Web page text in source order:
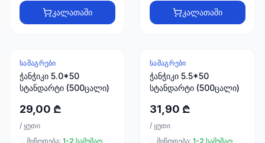
ხელსაწყოები
50 პროდუქტი
მასალები
30
პროდუქტი
სამაგრები
20
კალათაში კალათაში
ᲡᲐᲛᲐᲒᲠᲔᲑᲘ
ჭანჭიკი 5.0*50
სტანდარტი (500ცალი)
29,00 ₾
/ ყუთი
მიწოდება: 1-2 სამუშაო
ᲡᲐᲛᲐᲒᲠᲔᲑᲘ
ჭანჭიკი 5.5*50
სტანდარტი (500ცალი)
31,90 ₾
/ ყუთი
მიწოდება: 1-2 სამუშაო